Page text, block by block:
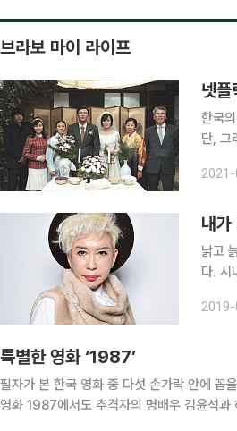
브라보 마이 라이프
넷플
한국
단, 그
내가
낡고
다. 시
는 두
특별한 영화 ‘1987’
필자가 본 한국 영화 중 다섯 손가락 안에 꼽
영화 1987에서도 추격자의 명배우 김윤석